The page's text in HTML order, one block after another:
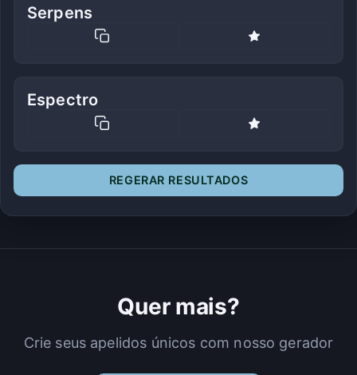
Serpens
Espectro
REGERAR RESULTADOS
Quer mais?
Crie seus apelidos únicos com nosso gerador